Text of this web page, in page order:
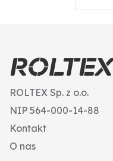
ROLTEX Sp. z o.o.
NIP 564-000-14-88
Kontakt
O nas